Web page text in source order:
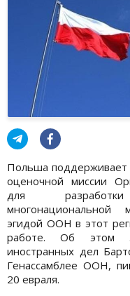
Польша поддерживает
оценочной миссии
для
многонациональной
эгидой ООН в этот
работе. Об этом
иностранных дел
Генассамблее ООН,
20 евраля.